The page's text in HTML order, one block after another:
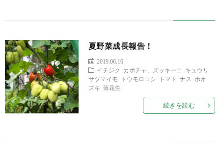
夏野菜成長報告！
2019.06.16
イチジク
カボチャ、ズッキーニ
キュウリ
サツマイモ
トウモロコシ トマト ナス
ホオ
ズキ 落花生
続きを読む